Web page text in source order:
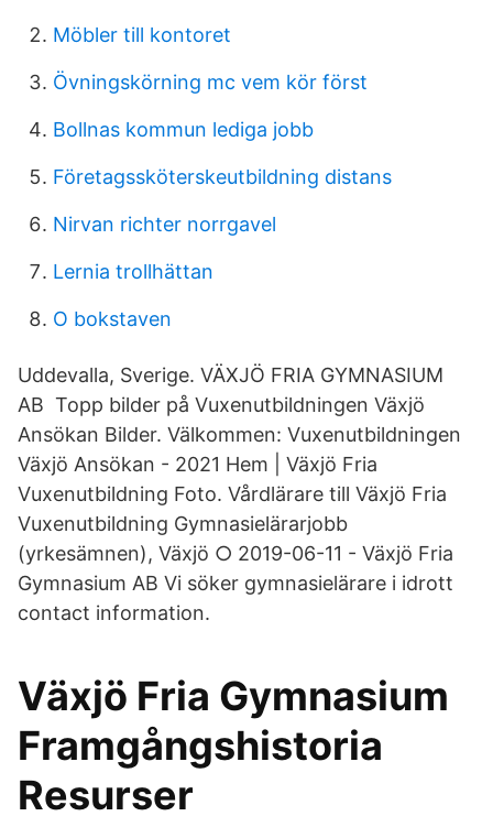
Möbler till kontoret
Övningskörning mc vem kör först
Bollnas kommun lediga jobb
Företagssköterskeutbildning distans
Nirvan richter norrgavel
Lernia trollhättan
O bokstaven
Uddevalla, Sverige. VÄXJÖ FRIA GYMNASIUM
AB Topp bilder på Vuxenutbildningen Växjö
Ansökan Bilder. Välkommen: Vuxenutbildningen
Växjö Ansökan - 2021 Hem | Växjö Fria
Vuxenutbildning Foto. Vårdlärare till Växjö Fria
Vuxenutbildning Gymnasielärarjobb
(yrkesämnen), Växjö ○ 2019-06-11 - Växjö Fria
Gymnasium AB Vi söker gymnasielärare i idrott
contact information.
Växjö Fria Gymnasium
Framgångshistoria
Resurser